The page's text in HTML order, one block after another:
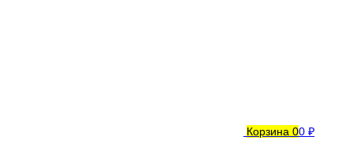
Корзина 00 ₽